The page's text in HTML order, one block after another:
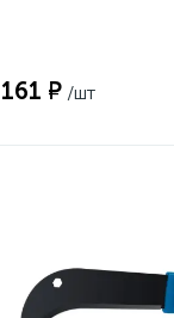
161 ₽ /шт